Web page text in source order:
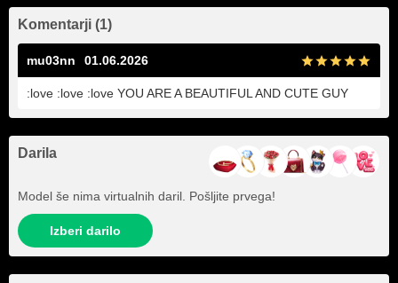
Komentarji (1)
mu03nn 01.06.2026
:love :love :love YOU ARE A BEAUTIFUL AND CUTE GUY
Darila
Model še nima virtualnih daril. Pošljite prvega!
Izberi darilo